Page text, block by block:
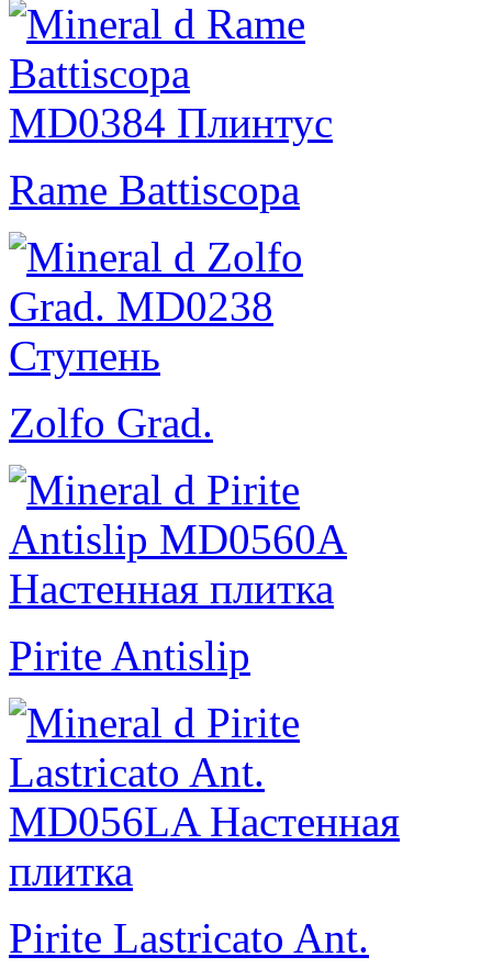
Rame Battiscopa
Zolfo Grad.
Pirite Antislip
Pirite Lastricato Ant.